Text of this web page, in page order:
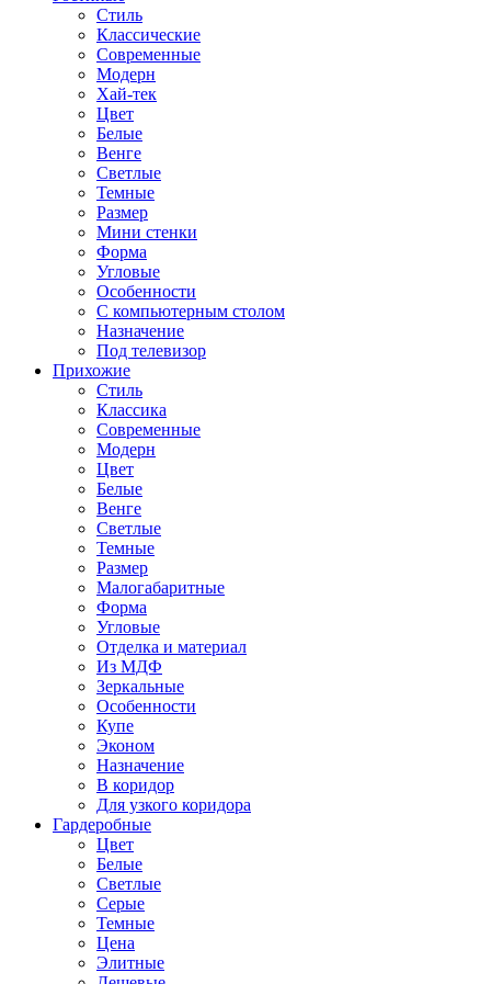
Стиль
Классические
Современные
Модерн
Хай-тек
Цвет
Белые
Венге
Светлые
Темные
Размер
Мини стенки
Форма
Угловые
Особенности
С компьютерным столом
Назначение
Под телевизор
Прихожие
Стиль
Классика
Современные
Модерн
Цвет
Белые
Венге
Светлые
Темные
Размер
Малогабаритные
Форма
Угловые
Отделка и материал
Из МДФ
Зеркальные
Особенности
Купе
Эконом
Назначение
В коридор
Для узкого коридора
Гардеробные
Цвет
Белые
Светлые
Серые
Темные
Цена
Элитные